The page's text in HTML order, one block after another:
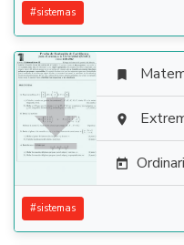
#sistemas




#sistemas